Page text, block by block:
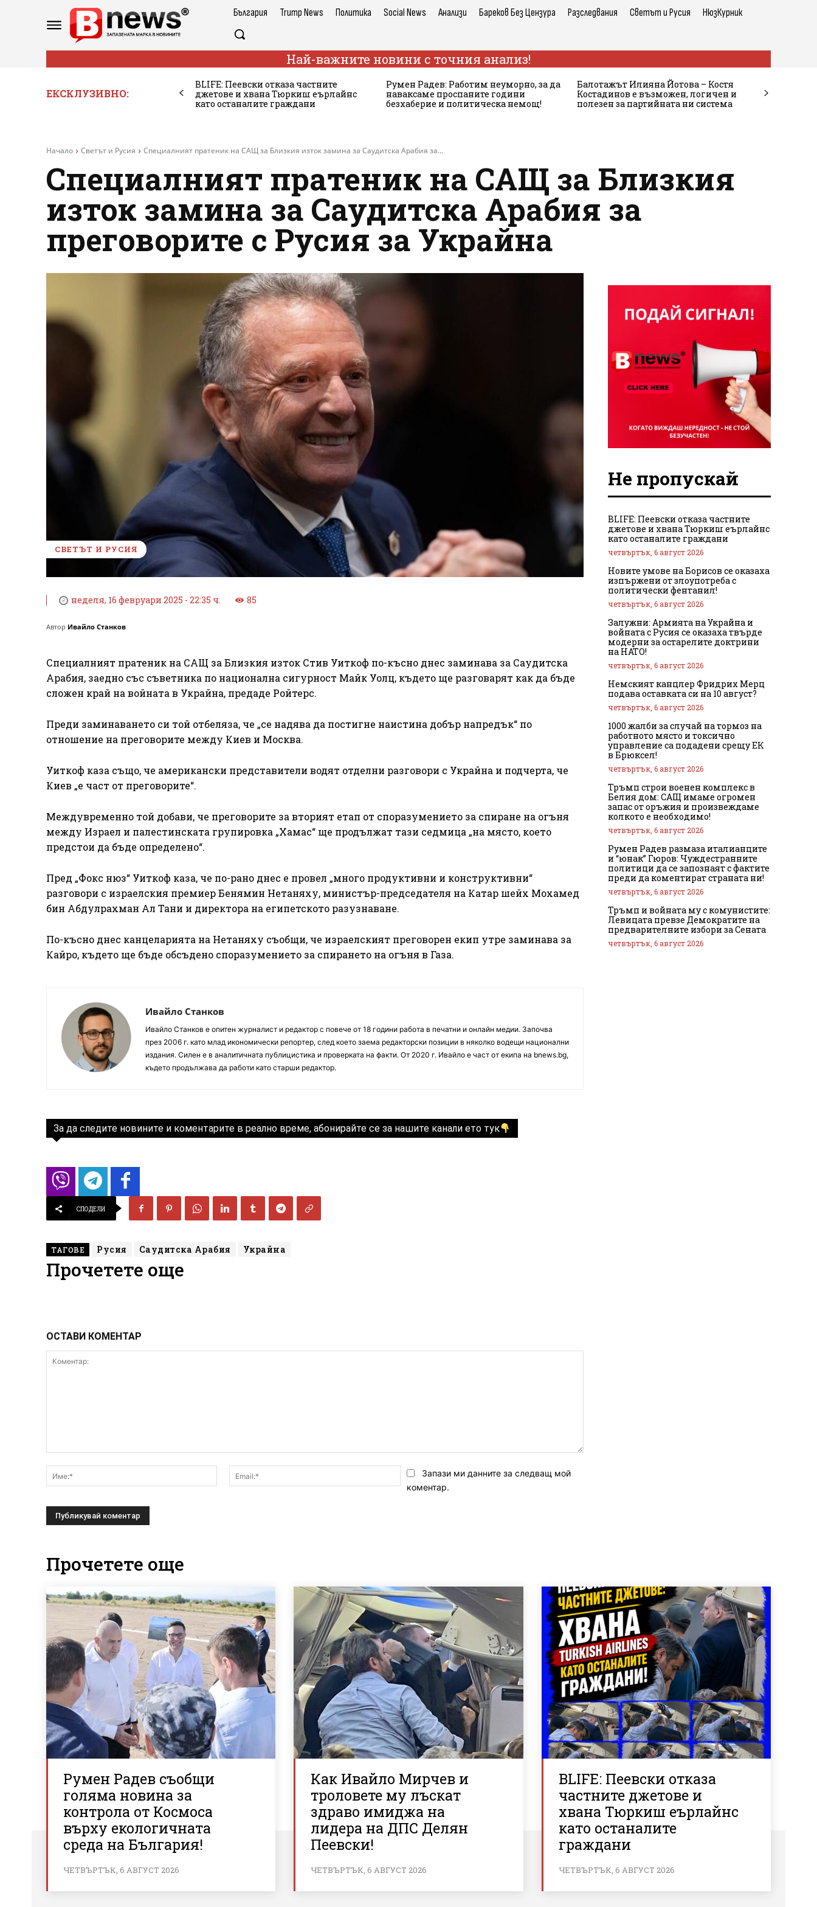
България Trump News Политика Social News Анализи Бареков Без Цензура Разследвания Светът и Русия НюзКурник
Най-важните новини с точния анализ!
ЕКСКЛУЗИВНО:
BLIFE: Пеевски отказа частните
джетове и хвана Тюркиш еърлайнс
като останалите граждани
Румен Радев: Работим неуморно, за да
наваксаме проспаните години
безхаберие и политическа немощ!
Балотажът Илияна Йотова – Костя
Костадинов е възможен, логичен и
полезен за партийната ни система
Начало Светът и Русия Специалният пратеник на САЩ за Близкия изток замина за Саудитска Арабия за...
Специалният пратеник на САЩ за Близкия
изток замина за Саудитска Арабия за
преговорите с Русия за Украйна
СВЕТЪТ И РУСИЯ
неделя, 16 февруари 2025 - 22:35 ч. 85
Автор Ивайло Станков
Специалният пратеник на САЩ за Близкия изток Стив Уиткоф по-късно днес заминава за Саудитска
Арабия, заедно със съветника по национална сигурност Майк Уолц, където ще разговарят как да бъде
сложен край на войната в Украйна, предаде Ройтерс.
Преди заминаването си той отбеляза, че „се надява да постигне наистина добър напредък“ по
отношение на преговорите между Киев и Москва.
Уиткоф каза също, че американски представители водят отделни разговори с Украйна и подчерта, че
Киев „е част от преговорите“.
Междувременно той добави, че преговорите за вторият етап от споразумението за спиране на огъня
между Израел и палестинската групировка „Хамас“ ще продължат тази седмица „на място, което
предстои да бъде определено“.
Пред „Фокс нюз“ Уиткоф каза, че по-рано днес е провел „много продуктивни и конструктивни“
разговори с израелския премиер Бенямин Нетаняху, министър-председателя на Катар шейх Мохамед
бин Абдулрахман Ал Тани и директора на египетското разузнаване.
По-късно днес канцеларията на Нетаняху съобщи, че израелският преговорен екип утре заминава за
Кайро, където ще бъде обсъдено споразумението за спирането на огъня в Газа.
Ивайло Станков
Ивайло Станков е опитен журналист и редактор с повече от 18 години работа в печатни и онлайн медии. Започва
през 2006 г. като млад икономически репортер, след което заема редакторски позиции в няколко водещи национални
издания. Силен е в аналитичната публицистика и проверката на факти. От 2020 г. Ивайло е част от екипа на bnews.bg,
където продължава да работи като старши редактор.
За да следите новините и коментарите в реално време, абонирайте се за нашите канали ето тук
СПОДЕЛИ
ТАГОВЕ Русия Саудитска Арабия Украйна
Прочетете още
ОСТАВИ КОМЕНТАР
Име:*
Email:*Запази ми данните за следващ мой
коментар.
Не пропускай
BLIFE: Пеевски отказа частните
джетове и хвана Тюркиш еърлайнс
като останалите граждани
четвъртък, 6 август 2026
Новите умове на Борисов се оказаха
изпържени от злоупотреба с
политически фентанил!
четвъртък, 6 август 2026
Залужни: Армията на Украйна и
войната с Русия се оказаха твърде
модерни за остарелите доктрини
на НАТО!
четвъртък, 6 август 2026
Немският канцлер Фридрих Мерц
подава оставката си на 10 август?
четвъртък, 6 август 2026
1000 жалби за случай на тормоз на
работното място и токсично
управление са подадени срещу ЕК
в Брюксел!
четвъртък, 6 август 2026
Тръмп строи военен комплекс в
Белия дом: САЩ имаме огромен
запас от оръжия и произвеждаме
колкото е необходимо!
четвъртък, 6 август 2026
Румен Радев размаза италианците
и “юнак” Гюров: Чуждестранните
политици да се запознаят с фактите
преди да коментират страната ни!
четвъртък, 6 август 2026
Тръмп и войната му с комунистите:
Левицата превзе Демократите на
предварителните избори за Сената
четвъртък, 6 август 2026
Прочетете още
Румен Радев съобщи
голяма новина за
контрола от Космоса
върху екологичната
среда на България!
ЧЕТВЪРТЪК, 6 АВГУСТ 2026
Как Ивайло Мирчев и
троловете му лъскат
здраво имиджа на
лидера на ДПС Делян
Пеевски!
ЧЕТВЪРТЪК, 6 АВГУСТ 2026
BLIFE: Пеевски отказа
частните джетове и
хвана Тюркиш еърлайнс
като останалите
граждани
ЧЕТВЪРТЪК, 6 АВГУСТ 2026